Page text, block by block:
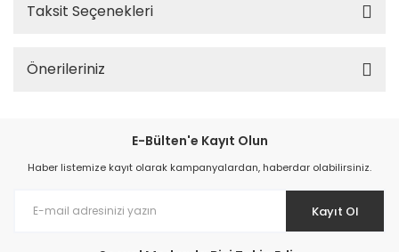
Taksit Seçenekleri
Önerileriniz
E-Bülten'e Kayıt Olun
Haber listemize kayıt olarak kampanyalardan, haberdar olabilirsiniz.
Kayıt Ol